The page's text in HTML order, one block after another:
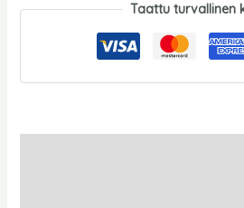
Taattu turvallinen